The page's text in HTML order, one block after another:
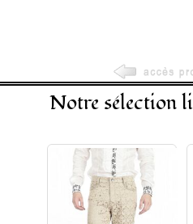
Notre sélection